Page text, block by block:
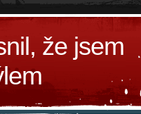
že jsem